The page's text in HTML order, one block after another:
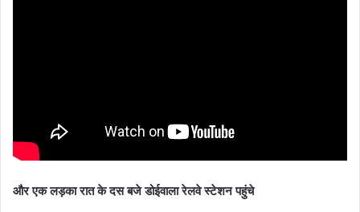
और एक लड़का रात के दस बजे डोईवाला रेलवे स्टेशन पहुंचे